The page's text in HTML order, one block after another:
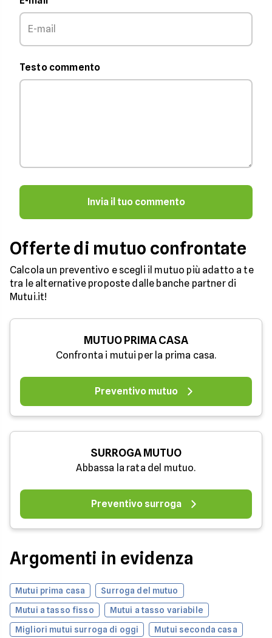
Testo commento
Invia il tuo commento
Offerte di mutuo confrontate
Calcola un preventivo e scegli il mutuo più adatto a te
tra le alternative proposte dalle banche partner di
Mutui.it!
MUTUO PRIMA CASA
Confronta i mutui per la prima casa.
Preventivo mutuo
SURROGA MUTUO
Abbassa la rata del mutuo.
Preventivo surroga
Argomenti in evidenza
Mutui prima casa
Surroga del mutuo
Mutui a tasso fisso
Mutui a tasso variabile
Migliori mutui surroga di oggi
Mutui seconda casa